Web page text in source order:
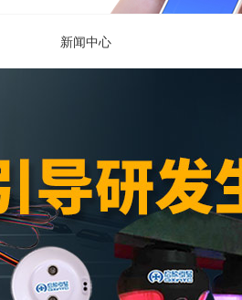
新闻中心